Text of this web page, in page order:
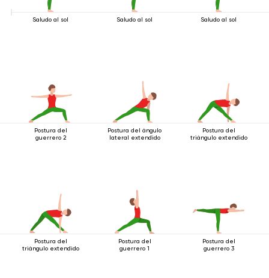
Saludo al sol Saludo al sol Saludo al sol
Postura del
guerrero 2
Postura del ángulo
lateral extendido
Postura del
triángulo extendido
Postura del
triángulo extendido
Postura del
guerrero 1
Postura del
guerrero 3